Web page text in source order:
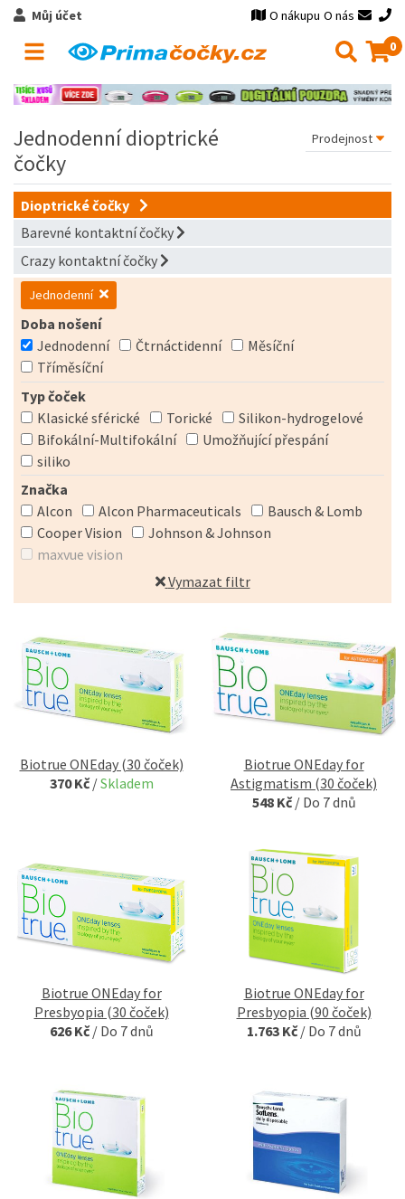
Můj účet O nákupu O nás
0
Jednodenní dioptrické
čočky
Dioptrické čočky
Barevné kontaktní čočky
Crazy kontaktní čočky
Jednodenní
Doba nošení
Jednodenní
Čtrnáctidenní
Měsíční
Tříměsíční
Typ čoček
Klasické sférické
Torické
Silikon-hydrogelové
Bifokální-Multifokální
Umožňující přespání
siliko
Značka
Alcon
Alcon Pharmaceuticals
Bausch & Lomb
Cooper Vision
Johnson & Johnson
maxvue vision
Vymazat filtr
Biotrue ONEday (30 čoček)
370 Kč/Skladem
Biotrue ONEday for
Astigmatism (30 čoček)
548 Kč/ Do 7 dnů
Biotrue ONEday for
Presbyopia (30 čoček)
626 Kč/ Do 7 dnů
Biotrue ONEday for
Presbyopia (90 čoček)
1.763 Kč/ Do 7 dnů